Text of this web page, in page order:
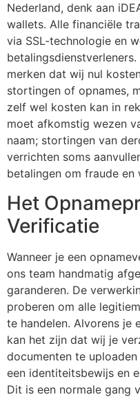
Nederland, denk aan
wallets. Alle financiële
via SSL-technologie en
merken dat wij nul
stortingen of opnames,
zelf wel kosten kan in
moet afkomstig wezen
naam; stortingen van
verrichten soms
betalingen om fraude en
Het
Verificatie
Wanneer je een
ons team handmatig
garanderen. De
proberen om alle
te handelen. Alvorens je
kan het zijn dat wij je
documenten te
een identiteitsbewijs en
Dit is een normale gang